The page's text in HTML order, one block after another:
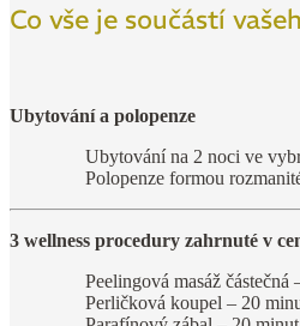
Co vše je součástí
Ubytování a polopenze
Ubytování na 2 noci ve
Polopenze formou
3 wellness procedury zahrnuté v
Peelingová masáž částečná
Perličková koupel – 20